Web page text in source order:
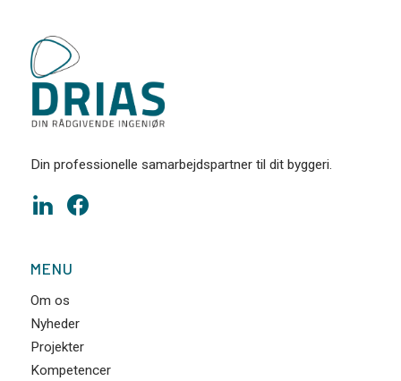
Din professionelle samarbejdspartner til dit byggeri.
MENU
Om os
Nyheder
Projekter
Kompetencer